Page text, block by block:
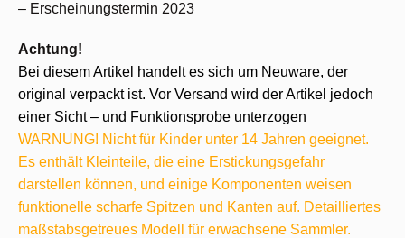
– Erscheinungstermin 2023
Achtung!
Bei diesem Artikel handelt es sich um Neuware, der
original verpackt ist. Vor Versand wird der Artikel jedoch
einer Sicht – und Funktionsprobe unterzogen
WARNUNG! Nicht für Kinder unter 14 Jahren geeignet.
Es enthält Kleinteile, die eine Erstickungsgefahr
darstellen können, und einige Komponenten weisen
funktionelle scharfe Spitzen und Kanten auf. Detailliertes
maßstabsgetreues Modell für erwachsene Sammler.